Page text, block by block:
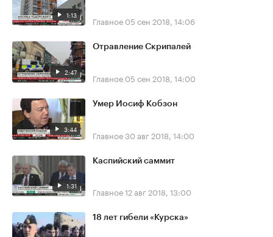
1:13 Главное 05 сен 2018, 14:06
2:47
Отравление Скрипалей
Главное 05 сен 2018, 14:00
3:44
Умер Иосиф Кобзон
Главное30 авг 2018, 14:00
1:31
Каспийский саммит
Главное12 авг 2018, 13:00
18 лет гибели «Курска»